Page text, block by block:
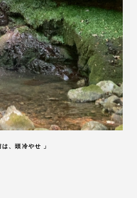
、頭冷やせ 」